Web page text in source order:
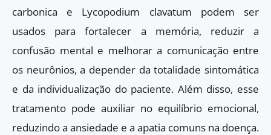
carbonica e Lycopodium clavatum podem ser
usados para fortalecer a memória, reduzir a
confusão mental e melhorar a comunicação entre
os neurônios, a depender da totalidade sintomática
e da individualização do paciente. Além disso, esse
tratamento pode auxiliar no equilíbrio emocional,
reduzindo a ansiedade e a apatia comuns na doença.